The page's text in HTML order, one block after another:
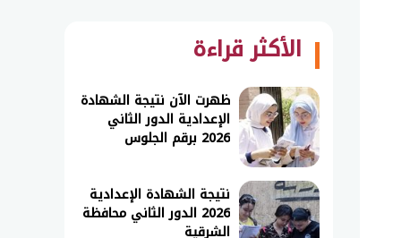
الأكثر قراءة
ظهرت الآن نتيجة الشهادة
الإعدادية الدور الثاني
2026 برقم الجلوس
نتيجة الشهادة الإعدادية
2026 الدور الثاني محافظة
الشرقية